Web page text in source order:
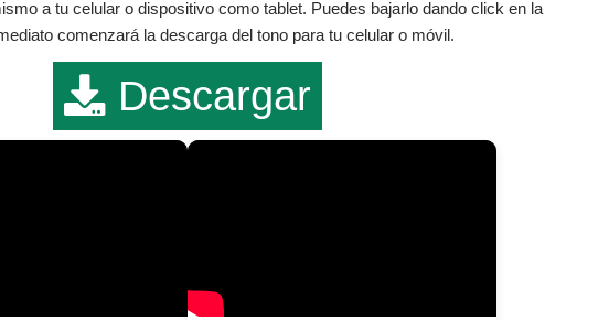
a tu celular o dispositivo como tablet. Puedes bajarlo dando click en la
comenzará la descarga del tono para tu celular o móvil.
Descargar